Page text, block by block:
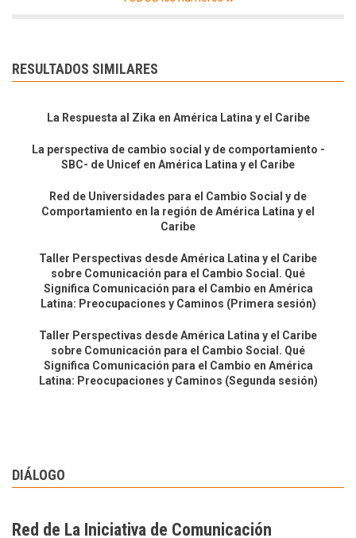
RESULTADOS SIMILARES
La Respuesta al Zika en América Latina y el Caribe
La perspectiva de cambio social y de comportamiento -
SBC- de Unicef en América Latina y el Caribe
Red de Universidades para el Cambio Social y de
Comportamiento en la región de América Latina y el
Caribe
Taller Perspectivas desde América Latina y el Caribe
sobre Comunicación para el Cambio Social. Qué
Significa Comunicación para el Cambio en América
Latina: Preocupaciones y Caminos (Primera sesión)
Taller Perspectivas desde América Latina y el Caribe
sobre Comunicación para el Cambio Social. Qué
Significa Comunicación para el Cambio en América
Latina: Preocupaciones y Caminos (Segunda sesión)
DIÁLOGO
Red de La Iniciativa de Comunicación